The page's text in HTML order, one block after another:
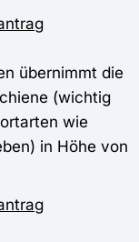
übernimmt die
(wichtig
wie
in Höhe von